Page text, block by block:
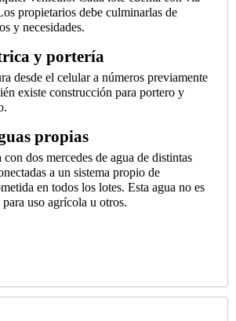
propietarios debe culminarlas de
y necesidades.
y portería
desde el celular a números previamente
existe construcción para portero y
propias
dos mercedes de agua de distintas
a un sistema propio de
en todos los lotes. Esta agua no es
uso agrícola u otros.